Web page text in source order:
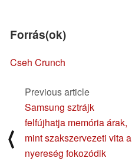
Forrás(ok)
Cseh Crunch
⟨
Previous article
Samsung sztrájk
felfújhatja memória árak,
mint szakszervezeti vita a
nyereség fokozódik